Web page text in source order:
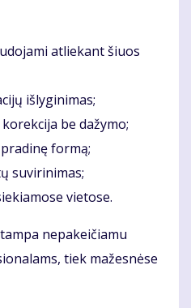
atliekant šiuos
išlyginimas;
be dažymo;
formą;
suvirinimas;
vietose.
nepakeičiamu
tiek mažesnėse